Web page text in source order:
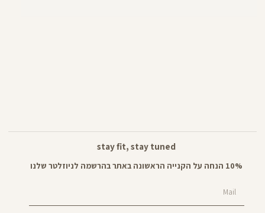
stay fit, stay tuned
10% הנחה על הקנייה הראשונה באתר בהרשמה לניוזלטר שלנו
Mail